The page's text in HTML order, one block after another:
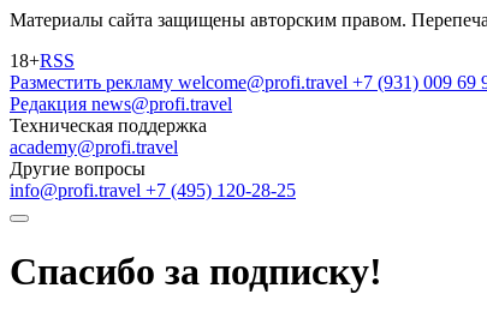
Материалы сайта защищены авторским правом.
18+RSS
Разместить рекламу welcome@profi.travel +7 (931) 009 69
Редакция news@profi.travel
Техническая поддержка
academy@profi.travel
Другие вопросы
info@profi.travel +7 (495) 120-28-25
Спасибо за подписку!